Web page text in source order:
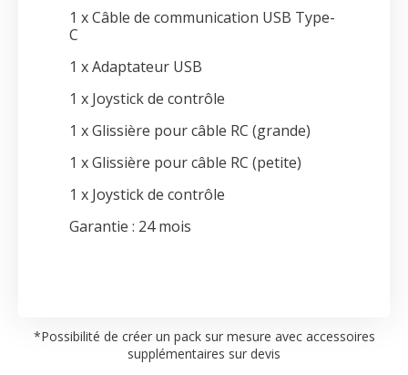
1 x Câble de communication USB Type-
C
1 x Adaptateur USB
1 x Joystick de contrôle
1 x Glissière pour câble RC (grande)
1 x Glissière pour câble RC (petite)
1 x Joystick de contrôle
Garantie : 24 mois
*Possibilité de créer un pack sur mesure avec accessoires
supplémentaires sur devis